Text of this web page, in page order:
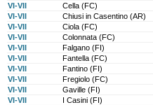
VI-VII
Cella (FC)
VI-VII
Chiusi in Casentino (AR)
VI-VII
Ciola (FC)
VI-VII
Colonnata (FC)
VI-VII
Falgano (FI)
VI-VII
Fantella (FC)
VI-VII
Fantino (FI)
VI-VII
Fregiolo (FC)
VI-VII
Gaville (FI)
VI-VII
I Casini (FI)